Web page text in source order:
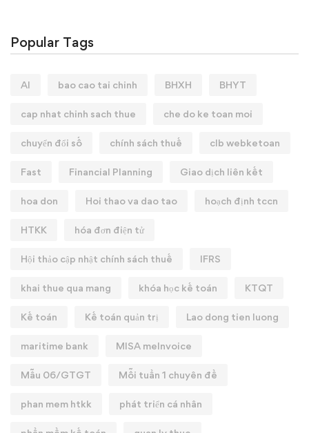
Popular Tags
AI bao cao tai chinh BHXH BHYT
cap nhat chinh sach thue che do ke toan moi
chuyển đổi số chính sách thuế clb webketoan
Fast Financial Planning Giao dịch liên kết
hoa don Hoi thao va dao tao hoạch định tccn
HTKK hóa đơn điện tử
Hội thảo cập nhật chính sách thuế IFRS
khai thue qua mang khóa học kế toán KTQT
Kế toán Kế toán quản trị Lao dong tien luong
maritime bank MISA meInvoice
Mẫu 06/GTGT Mỗi tuần 1 chuyên đề
phan mem htkk phát triển cá nhân